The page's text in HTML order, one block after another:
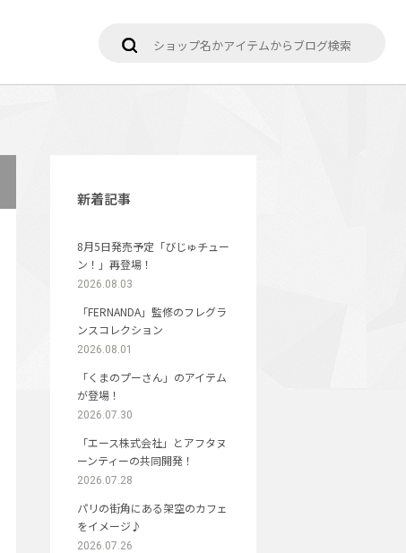
新着記事
8月5日発売予定「びじゅチュー
ン！」再登場！
2026.08.03
「FERNANDA」監修のフレグラ
ンスコレクション
2026.08.01
「くまのプーさん」のアイテム
が登場！
2026.07.30
「エース株式会社」とアフタヌ
ーンティーの共同開発！
2026.07.28
パリの街角にある架空のカフェ
をイメージ♪
2026.07.26